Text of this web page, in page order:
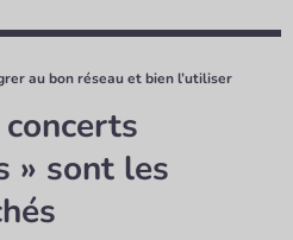
au bon réseau et bien l’utiliser
» sont les